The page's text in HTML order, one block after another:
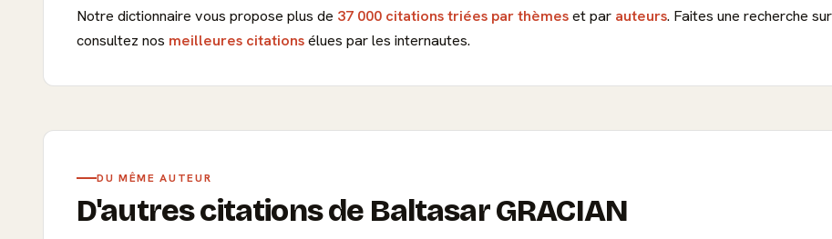
Notre dictionnaire vous propose plus de 37 000 citations triées par thèmeset par auteurs. Faites une recherche
consultez nos meilleures citationsélues par les internautes.
DU MÊME AUTEUR
D'autres citations de Baltasar GRACIAN